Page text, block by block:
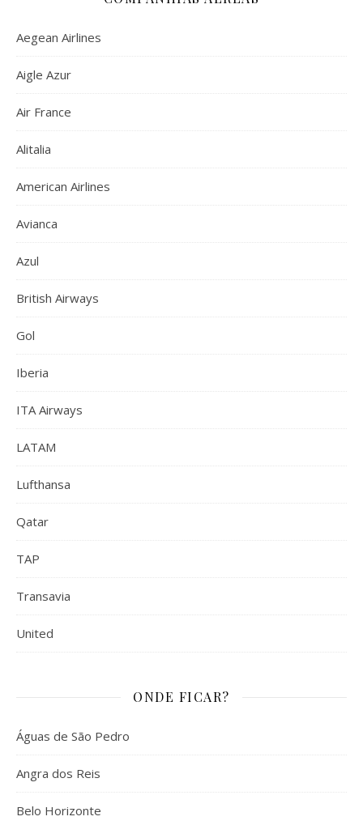
Aegean Airlines
Aigle Azur
Air France
Alitalia
American Airlines
Avianca
Azul
British Airways
Gol
Iberia
ITA Airways
LATAM
Lufthansa
Qatar
TAP
Transavia
United
ONDE FICAR?
Águas de São Pedro
Angra dos Reis
Belo Horizonte